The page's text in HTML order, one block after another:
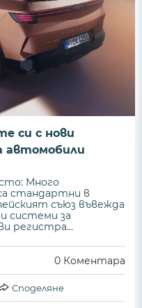
си с нови
автомобили
Много
стандартни в
съюз въвежда
системи за
регистра...
0 Коментара
Споделяне